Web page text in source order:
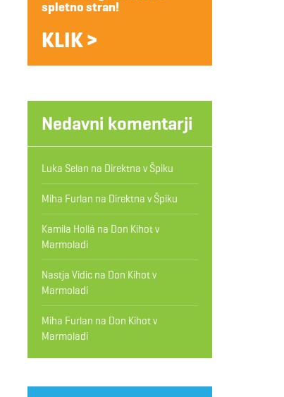
spletno stran!
KLIK >
Nedavni komentarji
Luka Selan na Direktna v Špiku
Miha Furlan na Direktna v Špiku
Kamila Hollá na Don Kihot v
Marmoladi
Nastja Vidicna Don Kihot v
Marmoladi
Miha Furlan na Don Kihot v
Marmoladi